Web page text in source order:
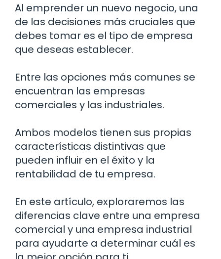
Al emprender un nuevo negocio, una
de las decisiones más cruciales que
debes tomar es el tipo de empresa
que deseas establecer.
Entre las opciones más comunes se
encuentran las empresas
comerciales y las industriales.
Ambos modelos tienen sus propias
características distintivas que
pueden influir en el éxito y la
rentabilidad de tu empresa.
En este artículo, exploraremos las
diferencias clave entre una empresa
comercial y una empresa industrial
para ayudarte a determinar cuál es